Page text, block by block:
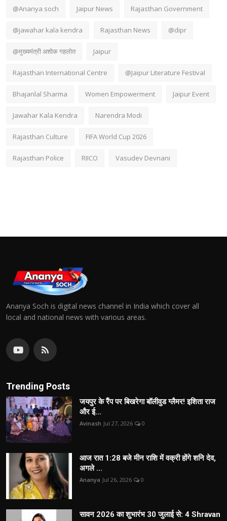
@Ananya soch Jaipur News Rajasthan Government
@jawahar kala kendra Rajasthan News @dipr
@मुख्यमंत्री अशोक गहलोत Jaipur
Rajasthan International Centre @Jaipur Literature Festival
Bhajanlal Sharma Women Empowerment Jaipur Event
Jawahar Kala Kendra Narendra Modi
Rajasthan Culture FIFA World Cup 2026
Rajasthan Police RIICO Vasudev Devnani
Ananya Soch is digital news channel in India which cover all
local and national news with various areas.
Trending Posts
जयपुर के रैंप पर बिखरेगा बॉलीवुड ग्लैमर! इशिता राज
और ई...
Avinash Jul 27, 2026 0
आज रात 1:28 बजे मीन राशि में वक्री होंगे शनि देव,
अगले ...
Ananya Jul 26, 2026 0
सावन 2026 का शुभारंभ 30 जुलाई से: 4 Shravan